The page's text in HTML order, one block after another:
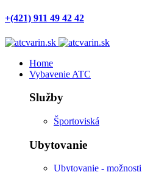
+(421) 911 49 42 42
Home
Vybavenie ATC
Služby
Športoviská
Ubytovanie
Ubytovanie - možnosti